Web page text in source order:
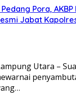
Pora,
Jabat
Utara –